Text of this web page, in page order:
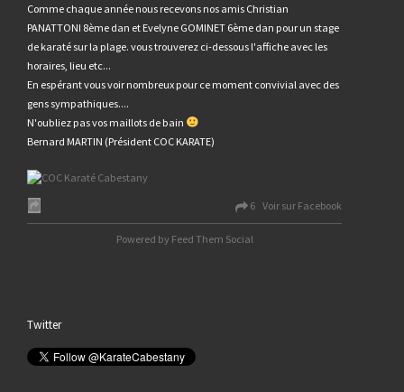
Comme chaque année nous recevons nos amis Christian
PANATTONI 8ème dan et Evelyne GOMINET 6ème dan pour un stage
de karaté sur la plage. vous trouverez ci-dessous l'affiche avec les
horaires, lieu etc...
En espérant vous voir nombreux pour ce moment convivial avec des
gens sympathiques....
N'oubliez pas vos maillots de bain
Bernard MARTIN (Président COC KARATE)
6 Voir sur Facebook
Powered by Feed Them Social
Twitter